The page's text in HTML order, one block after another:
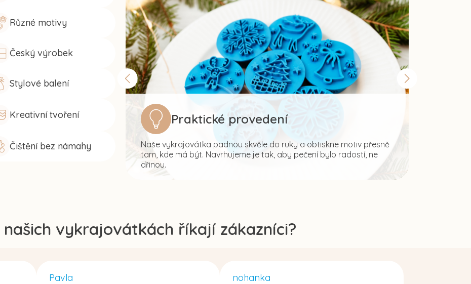
Různé motivy
Český výrobek
Stylové balení
Kreativní tvoření
Čištění bez námahy
Praktické provedení
Naše vykrajovátka padnou skvěle do ruky a obtiskne motiv přesně
tam, kde má být. Navrhujeme je tak, aby pečení bylo radostí, ne
dřinou.
našich vykrajovátkách říkají zákazníci?
Pavla
nohanka